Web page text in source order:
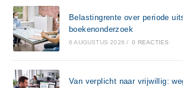
Belastingrente over periode
boekenonderzoek
6 AUGUSTUS 2026 / 0 REACTIES
Van verplicht naar vrijwillig: